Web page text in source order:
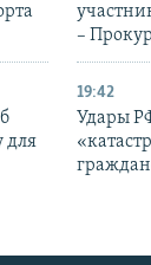
–
для
19:42
Удары